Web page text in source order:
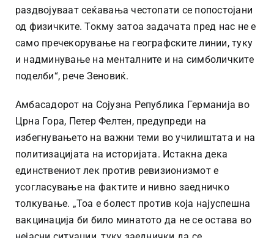
раздвојуваат сеќавања честопати се попостојани
од физичките. Токму затоа задачата пред нас не е
само пречекорување на географските линии, туку
и надминување на менталните и на симболичките
поделби“, рече Зеновиќ.
Амбасадорот на Сојузна Република Германија во
Црна Гора, Петер Фелтен, предупреди на
избегнувањето на важни теми во училиштата и на
политизацијата на историјата. Истакна дека
единствениот лек против ревизионизмот е
усогласување на фактите и нивно заедничко
толкување. „Тоа е болест против која најуспешна
вакцинација би било минатото да не се остава во